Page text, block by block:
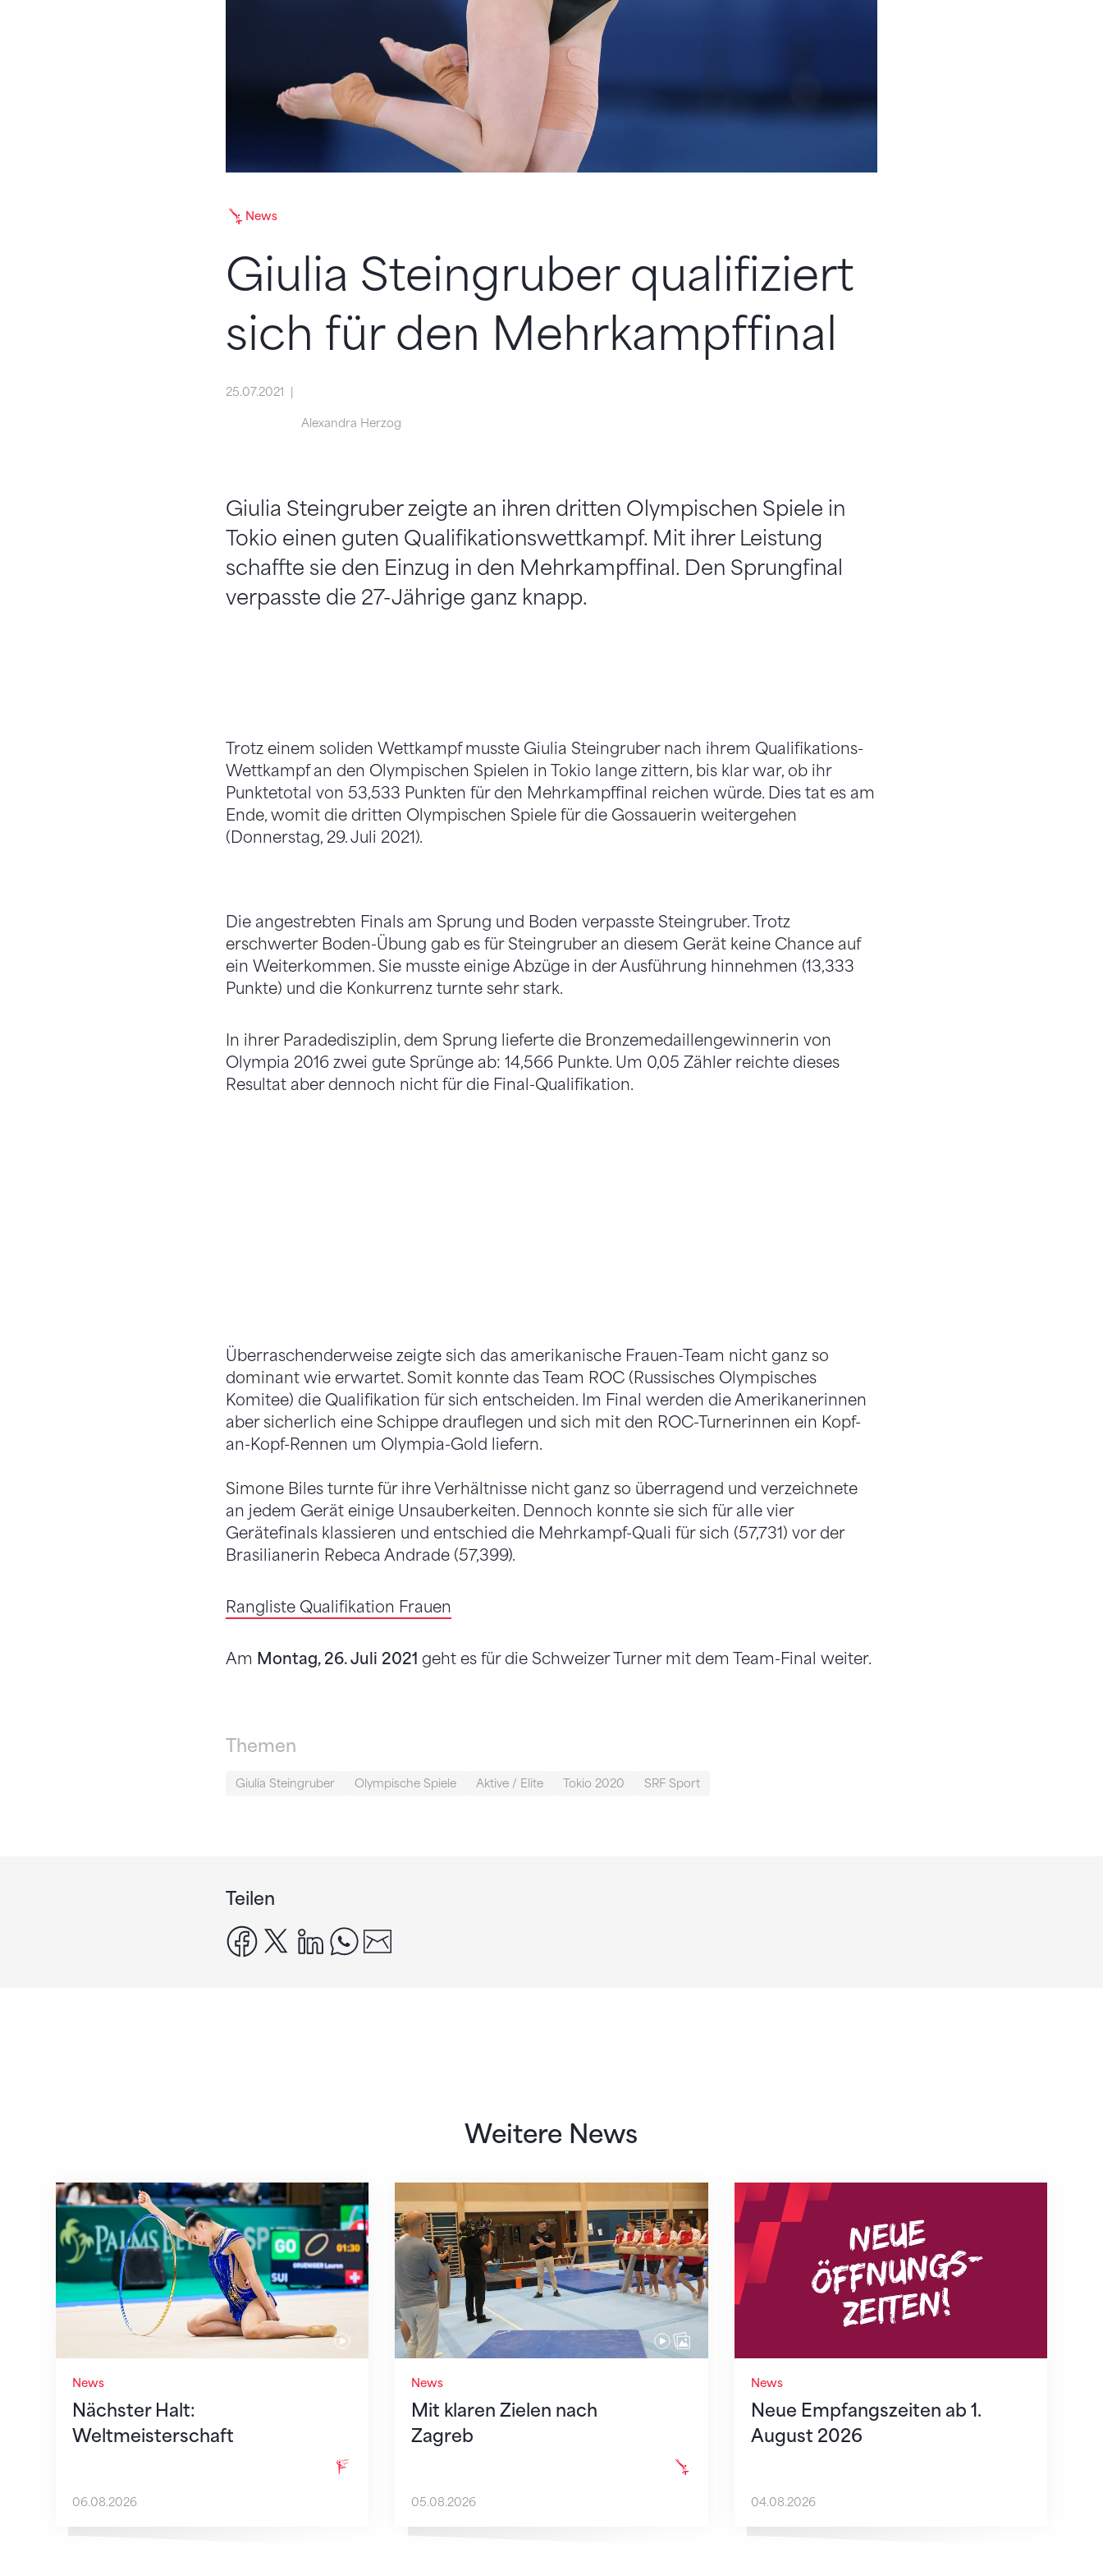
News
Giulia Steingruber qualifiziert
sich für den Mehrkampffinal
25.07.2021
Alexandra Herzog
Giulia Steingruber zeigte an ihren dritten Olympischen Spiele in
Tokio einen guten Qualifikationswettkampf. Mit ihrer Leistung
schaffte sie den Einzug in den Mehrkampffinal. Den Sprungfinal
verpasste die 27-Jährige ganz knapp.
Trotz einem soliden Wettkampf musste Giulia Steingruber nach ihrem Qualifikations-
Wettkampf an den Olympischen Spielen in Tokio lange zittern, bis klar war, ob ihr
Punktetotal von 53,533 Punkten für den Mehrkampffinal reichen würde. Dies tat es am
Ende, womit die dritten Olympischen Spiele für die Gossauerin weitergehen
(Donnerstag, 29. Juli 2021).
Die angestrebten Finals am Sprung und Boden verpasste Steingruber. Trotz
erschwerter Boden-Übung gab es für Steingruber an diesem Gerät keine Chance auf
ein Weiterkommen. Sie musste einige Abzüge in der Ausführung hinnehmen (13,333
Punkte) und die Konkurrenz turnte sehr stark.
In ihrer Paradedisziplin, dem Sprung lieferte die Bronzemedaillengewinnerin von
Olympia 2016 zwei gute Sprünge ab: 14,566 Punkte. Um 0,05 Zähler reichte dieses
Resultat aber dennoch nicht für die Final-Qualifikation.
Überraschenderweise zeigte sich das amerikanische Frauen-Team nicht ganz so
dominant wie erwartet. Somit konnte das Team ROC (Russisches Olympisches
Komitee) die Qualifikation für sich entscheiden. Im Final werden die Amerikanerinnen
aber sicherlich eine Schippe drauflegen und sich mit den ROC-Turnerinnen ein Kopf-
an-Kopf-Rennen um Olympia-Gold liefern.
Simone Biles turnte für ihre Verhältnisse nicht ganz so überragend und verzeichnete
an jedem Gerät einige Unsauberkeiten. Dennoch konnte sie sich für alle vier
Gerätefinals klassieren und entschied die Mehrkampf-Quali für sich (57,731) vor der
Brasilianerin Rebeca Andrade (57,399).
Rangliste Qualifikation Frauen
Am Montag, 26. Juli 2021 geht es für die Schweizer Turner mit dem Team-Final weiter.
Themen
Giulia Steingruber Olympische Spiele Aktive / Elite Tokio 2020 SRF Sport
Teilen
facebook
x linkedinwhatsapp
Weitere News
News
Nächster Halt:
Weltmeisterschaft
Nächster Halt: Weltmeisterschaft
06.08.2026
News
Mit klaren Zielen nach
Zagreb
Mit klaren Zielen nach Zagreb
05.08.2026
News
Neue Empfangszeiten ab 1.
August 2026
Neue Empfangszeiten ab 1. August 2026
04.08.2026